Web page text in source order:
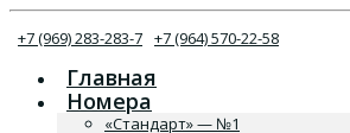
+7 (969) 283-283-7 +7 (964) 570-22-58
Главная
Номера
«Стандарт» — №1